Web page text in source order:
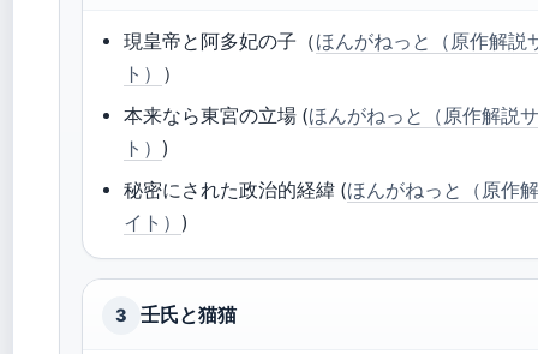
現皇帝と阿多妃の子（ほんがねっと（原作解説
ト） ）
本来なら東宮の立場 (ほんがねっと（原作解説
ト） )
秘密にされた政治的経緯 (ほんがねっと（原作
イト） )
3 壬氏と猫猫